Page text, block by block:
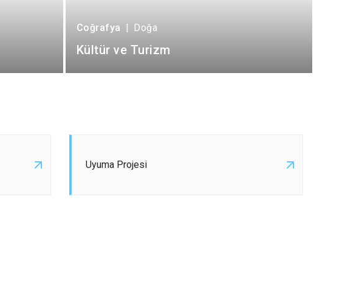
Coğrafya | Doğa
Kültür ve Turizm
Uyuma Projesi